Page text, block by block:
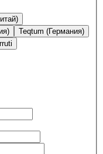
Teqtum (Германия)